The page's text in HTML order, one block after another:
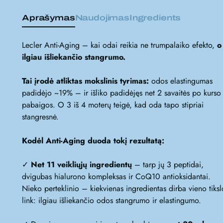
Aprašymas Naudojimas Ingredients
Lecler Anti-Aging – kai odai reikia ne trumpalaiko efekto, o
ilgiau išliekančio stangrumo.
Tai įrodė atliktas mokslinis tyrimas: odos elastingumas
padidėjo ~19% – ir išliko padidėjęs net 2 savaitės po kurso
pabaigos. O 3 iš 4 moterų teigė, kad oda tapo stipriai
stangresnė.
Kodėl Anti-Aging duoda tokį rezultatą:
✓ Net 11 veikliųjų ingredientų – tarp jų 3 peptidai,
dvigubas hialurono kompleksas ir CoQ10 antioksidantai.
Nieko perteklinio – kiekvienas ingredientas dirba vieno
link: ilgiau išliekančio odos stangrumo ir elastingumo.